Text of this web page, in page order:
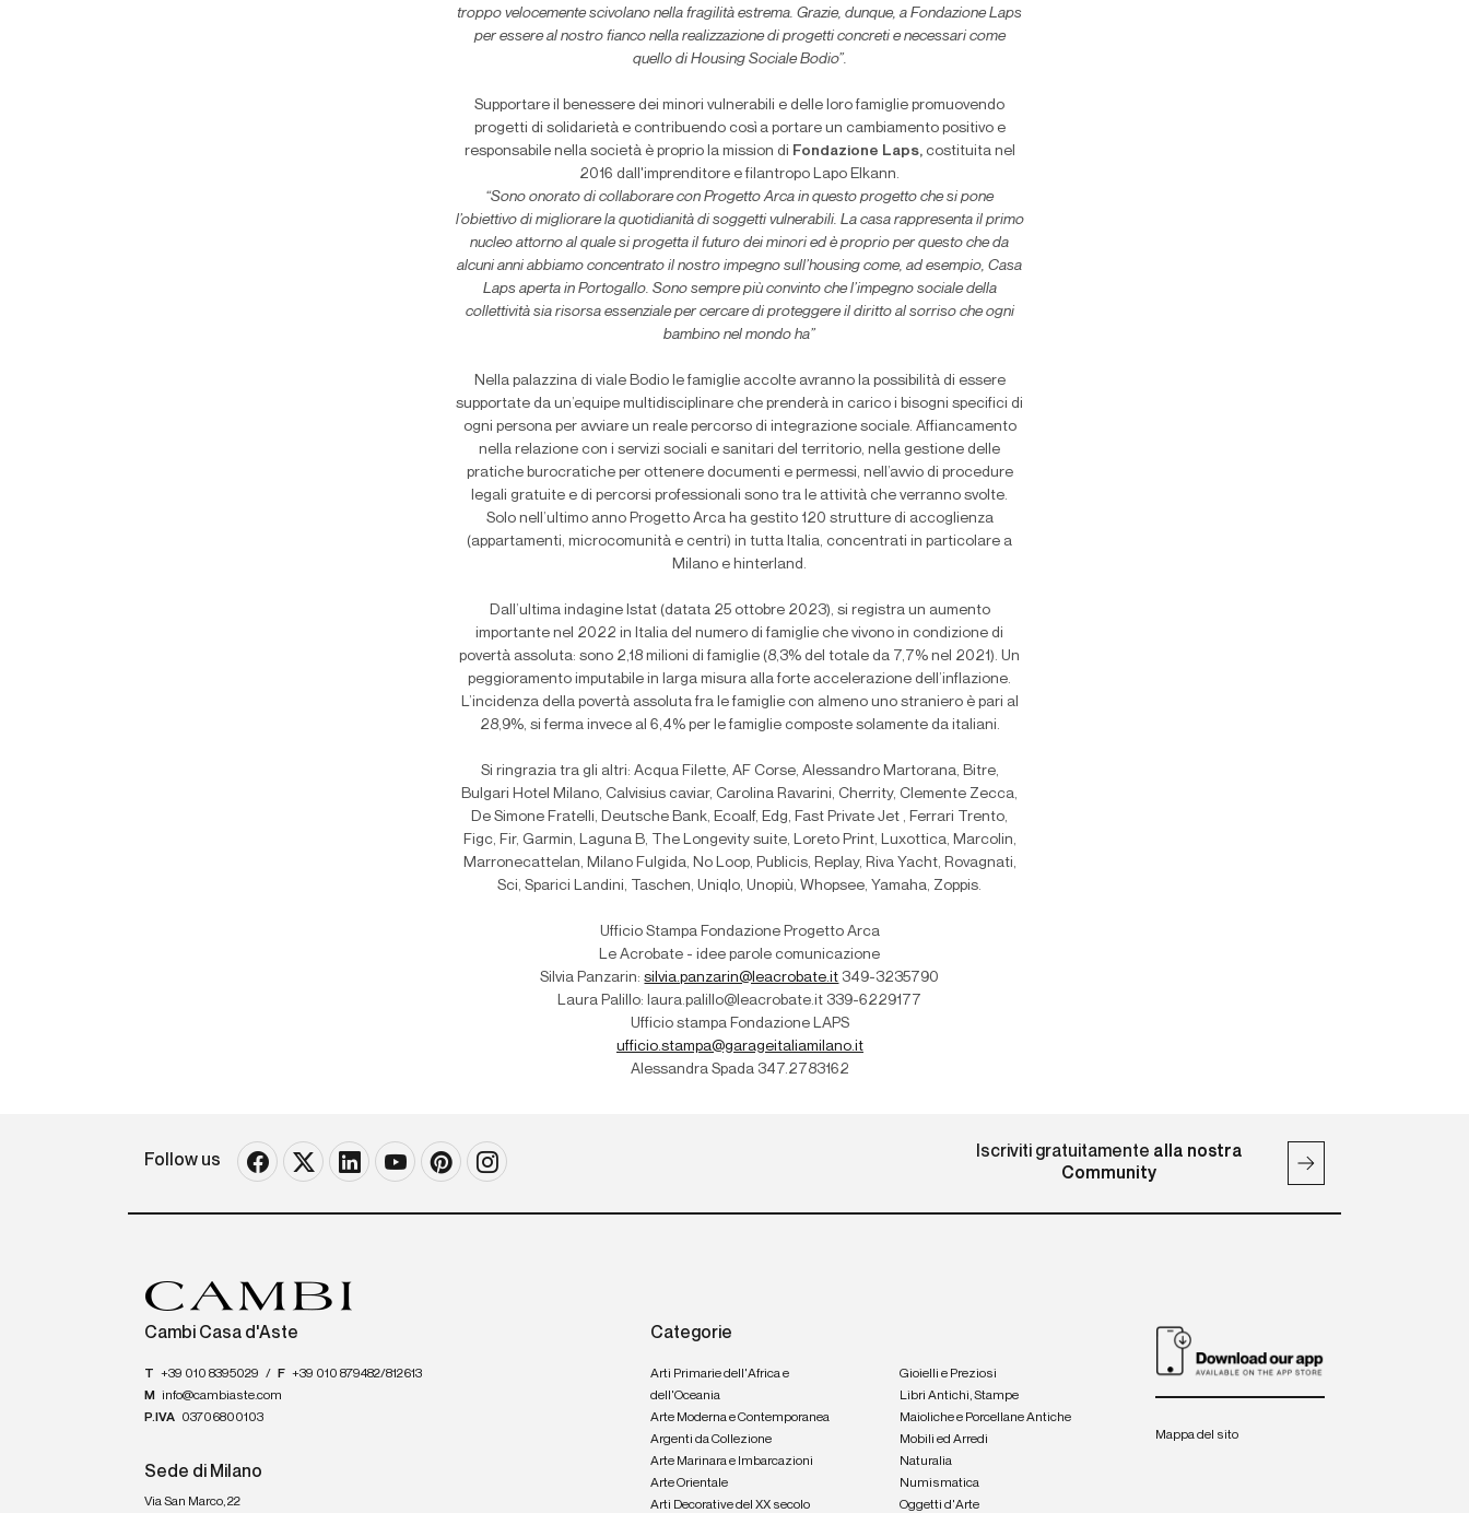
troppo velocemente scivolano nella fragilità estrema. Grazie, dunque, a Fondazione Laps
per essere al nostro fianco nella realizzazione di progetti concreti e necessari come
quello di Housing Sociale Bodio”.
Supportare il benessere dei minori vulnerabili e delle loro famiglie promuovendo
progetti di solidarietà e contribuendo così a portare un cambiamento positivo e
responsabile nella società è proprio la mission di Fondazione Laps, costituita nel
2016 dall'imprenditore e filantropo Lapo Elkann.
“Sono onorato di collaborare con Progetto Arca in questo progetto che si pone
l’obiettivo di migliorare la quotidianità di soggetti vulnerabili. La casa rappresenta il primo
nucleo attorno al quale si progetta il futuro dei minori ed è proprio per questo che da
alcuni anni abbiamo concentrato il nostro impegno sull’housing come, ad esempio, Casa
Laps aperta in Portogallo. Sono sempre più convinto che l’impegno sociale della
collettività sia risorsa essenziale per cercare di proteggere il diritto al sorriso che ogni
bambino nel mondo ha”
Nella palazzina di viale Bodio le famiglie accolte avranno la possibilità di essere
supportate da un’equipe multidisciplinare che prenderà in carico i bisogni specifici di
ogni persona per avviare un reale percorso di integrazione sociale. Affiancamento
nella relazione con i servizi sociali e sanitari del territorio, nella gestione delle
pratiche burocratiche per ottenere documenti e permessi, nell’avvio di procedure
legali gratuite e di percorsi professionali sono tra le attività che verranno svolte.
Solo nell’ultimo anno Progetto Arca ha gestito 120 strutture di accoglienza
(appartamenti, microcomunità e centri) in tutta Italia, concentrati in particolare a
Milano e hinterland.
Dall’ultima indagine Istat (datata 25 ottobre 2023), si registra un aumento
importante nel 2022 in Italia del numero di famiglie che vivono in condizione di
povertà assoluta: sono 2,18 milioni di famiglie (8,3% del totale da 7,7% nel 2021). Un
peggioramento imputabile in larga misura alla forte accelerazione dell’inflazione.
L’incidenza della povertà assoluta fra le famiglie con almeno uno straniero è pari al
28,9%, si ferma invece al 6,4% per le famiglie composte solamente da italiani.
Si ringrazia tra gli altri: Acqua Filette, AF Corse, Alessandro Martorana, Bitre,
Bulgari Hotel Milano, Calvisius caviar, Carolina Ravarini, Cherrity, Clemente Zecca,
De Simone Fratelli, Deutsche Bank, Ecoalf, Edg, Fast Private Jet , Ferrari Trento,
Figc, Fir, Garmin, Laguna B, The Longevity suite, Loreto Print, Luxottica, Marcolin,
Marronecattelan, Milano Fulgida, No Loop, Publicis, Replay, Riva Yacht, Rovagnati,
Sci, Sparici Landini, Taschen, Uniqlo, Unopiù, Whopsee, Yamaha, Zoppis.
Ufficio Stampa Fondazione Progetto Arca
Le Acrobate - idee parole comunicazione
Silvia Panzarin:silvia.panzarin@leacrobate.it 349-3235790
Laura Palillo: laura.palillo@leacrobate.it 339-6229177
Ufficio stampa Fondazione LAPS
ufficio.stampa@garageitaliamilano.it
Alessandra Spada 347.2783162
Follow us Iscriviti gratuitamente alla nostra
Community
Cambi Casa d'Aste
T +39 010 8395029 / F +39 010 879482/812613
M
info@cambiaste.com
P.IVA 03706800103
Sede di Milano
Via San Marco, 22
Categorie
Arti Primarie dell'Africa e
dell'Oceania
Arte Moderna e Contemporanea
Argenti da Collezione
Arte Marinara e Imbarcazioni
Arte Orientale
Arti Decorative del XX secolo
Gioielli e Preziosi
Libri Antichi, Stampe
Maioliche e Porcellane Antiche
Mobili ed Arredi
Naturalia
Numismatica
Oggetti d'Arte
Mappa del sito